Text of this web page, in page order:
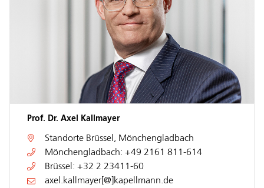
Prof. Dr. Axel Kallmayer
Standorte Brüssel , Mönchengladbach
Mönchengladbach: +49 2161 811-614
Brüssel: +32 2 23411-60
axel.kallmayer[@]kapellmann.de